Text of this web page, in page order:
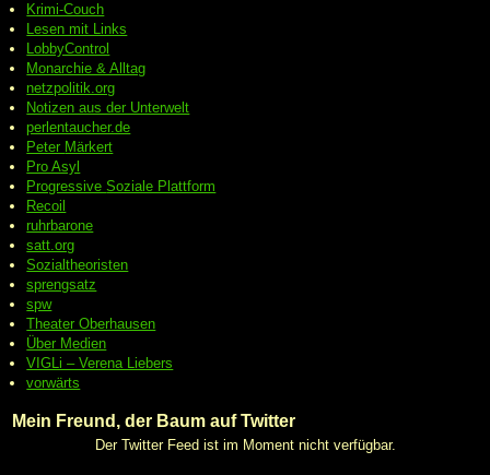
Krimi-Couch
Lesen mit Links
LobbyControl
Monarchie & Alltag
netzpolitik.org
Notizen aus der Unterwelt
perlentaucher.de
Peter Märkert
Pro Asyl
ProgressiveSoziale Plattform
Recoil
ruhrbarone
satt.org
Sozialtheoristen
sprengsatz
spw
Theater Oberhausen
Über Medien
VIGLi – Verena Liebers
vorwärts
Mein Freund, der Baum auf Twitter
Der Twitter Feed ist im Moment nicht verfügbar.